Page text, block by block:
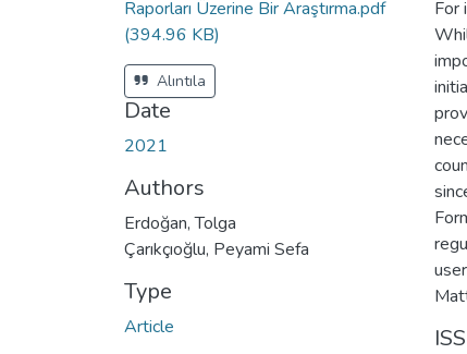
Raporları Üzerine Bir Araştırma.pdf
(394.96 KB)
Alıntıla
Date
2021
Authors
Erdoğan, Tolga
Çarıkçıoğlu, Peyami Sefa
Type
Article
For